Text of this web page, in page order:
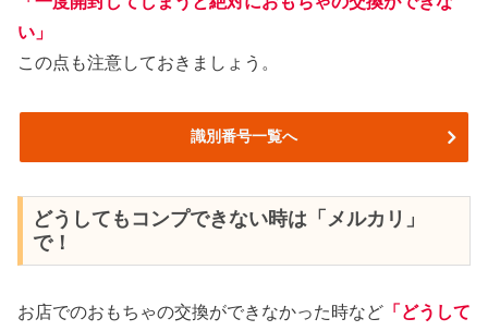
い」
この点も注意しておきましょう。
識別番号一覧へ
どうしてもコンプできない時は「メルカリ」
で！
お店でのおもちゃの交換ができなかった時など 「どうして